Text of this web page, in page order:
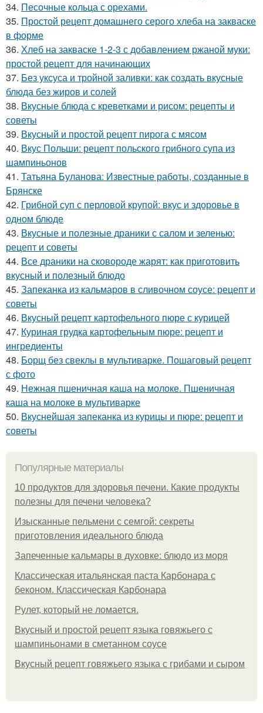
34. Песочные кольца с орехами.
35. Простой рецепт домашнего серого хлеба на закваске
в форме
36. Хлеб на закваске 1-2-3 с добавлением ржаной муки:
простой рецепт для начинающих
37. Без уксуса и тройной заливки: как создать вкусные
блюда без жиров и солей
38. Вкусные блюда с креветками и рисом: рецепты и
советы
39. Вкусный и простой рецепт пирога с мясом
40. Вкус Польши: рецепт польского грибного супа из
шампиньонов
41. Татьяна Буланова: Известные работы, созданные в
Брянске
42. Грибной суп с перловой крупой: вкус и здоровье в
одном блюде
43. Вкусные и полезные драники с салом и зеленью:
рецепт и советы
44. Все драники на сковороде жарят: как приготовить
вкусный и полезный блюдо
45. Запеканка из кальмаров в сливочном соусе: рецепт и
советы
46. Вкусный рецепт картофельного пюре с курицей
47. Куриная грудка картофельным пюре: рецепт и
ингредиенты
48. Борщ без свеклы в мультиварке. Пошаговый рецепт
с фото
49. Нежная пшеничная каша на молоке. Пшеничная
каша на молоке в мультиварке
50. Вкуснейшая запеканка из курицы и пюре: рецепт и
советы
Популярные материалы
10 продуктов для здоровья печени. Какие продукты
полезны для печени человека?
Изысканные пельмени с семгой: секреты
приготовления идеального блюда
Запеченные кальмары в духовке: блюдо из моря
Классическая итальянская паста Карбонара с
беконом. Классическая Карбонара
Рулет, который не ломается.
Вкусный и простой рецепт языка говяжьего с
шампиньонами в сметанном соусе
Вкусный рецепт говяжьего языка с грибами и сыром